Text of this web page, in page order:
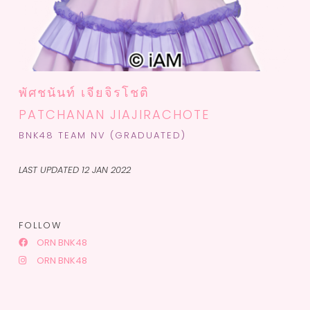
พัศชนันท์ เจียจิรโชติ
PATCHANAN JIAJIRACHOTE
BNK48 TEAM NV (GRADUATED)
LAST UPDATED 12 JAN 2022
FOLLOW
ORN BNK48
ORN BNK48